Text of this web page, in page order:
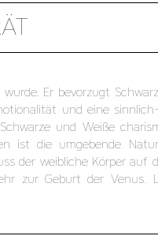
Er bevorzugt
und eine
und Weiße
ist die umgebende
der weibliche Körper
zur Geburt der Venus.